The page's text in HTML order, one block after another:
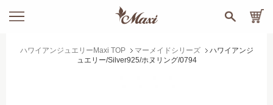
ハワイアンジュエリーMaxi TOP マーメイドシリーズ
ハワイアンジ
ュエリー/Silver925/ホヌリング/0794